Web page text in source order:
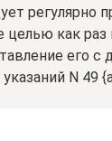
регулярно
как
его с
N 49